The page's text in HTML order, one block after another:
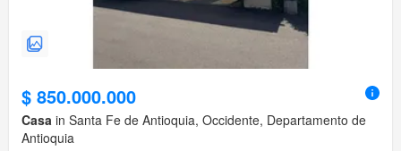
$ 850.000.000
Casa in Santa Fe de Antioquia, Occidente, Departamento de
Antioquia